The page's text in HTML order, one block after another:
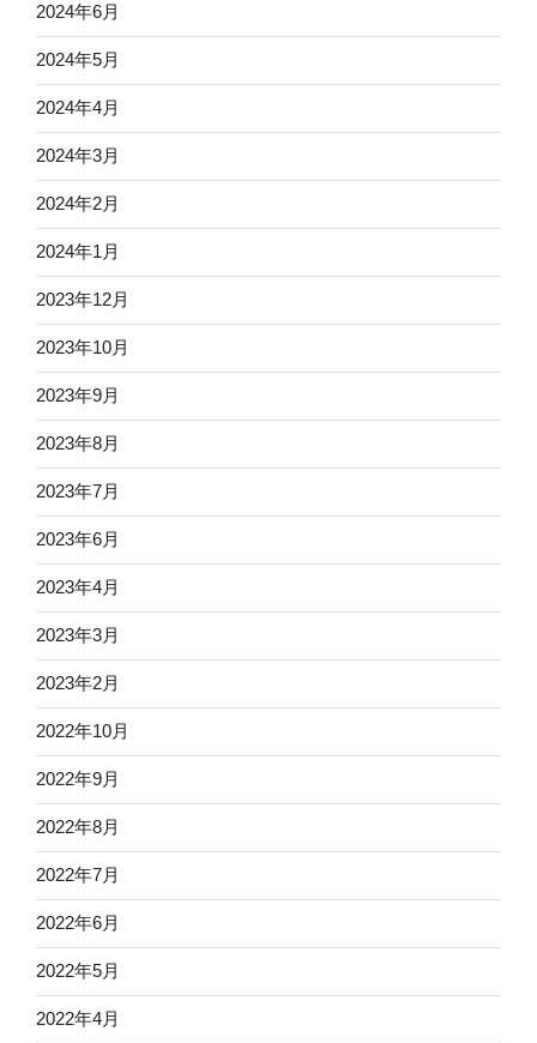
2024年6月
2024年5月
2024年4月
2024年3月
2024年2月
2024年1月
2023年12月
2023年10月
2023年9月
2023年8月
2023年7月
2023年6月
2023年4月
2023年3月
2023年2月
2022年10月
2022年9月
2022年8月
2022年7月
2022年6月
2022年5月
2022年4月